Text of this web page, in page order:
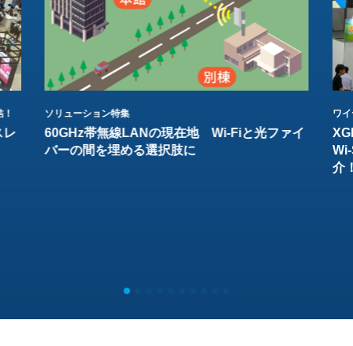
レ
ソリューション特集
60GHz帯無線LANの現在地 Wi-Fiと光ファイ
バーの間を埋める選択肢に
ワ
介